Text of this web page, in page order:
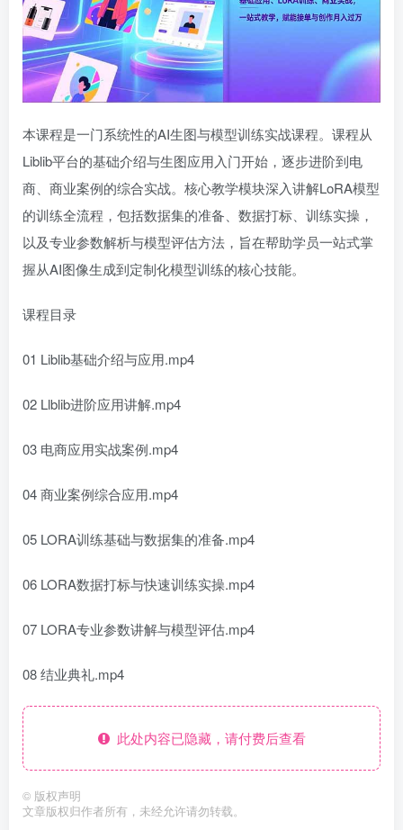
本课程是一门系统性的AI生图与模型训练实战课程。课程从
Liblib平台的基础介绍与生图应用入门开始，逐步进阶到电
商、商业案例的综合实战。核心教学模块深入讲解LoRA模型
的训练全流程，包括数据集的准备、数据打标、训练实操，
以及专业参数解析与模型评估方法，旨在帮助学员一站式掌
握从AI图像生成到定制化模型训练的核心技能。
课程目录
01 Liblib基础介绍与应用.mp4
02 Llblib进阶应用讲解.mp4
03 电商应用实战案例.mp4
04 商业案例综合应用.mp4
05 LORA训练基础与数据集的准备.mp4
06 LORA数据打标与快速训练实操.mp4
07 LORA专业参数讲解与模型评估.mp4
08 结业典礼.mp4
此处内容已隐藏，请付费后查看
© 版权声明
文章版权归作者所有，未经允许请勿转载。